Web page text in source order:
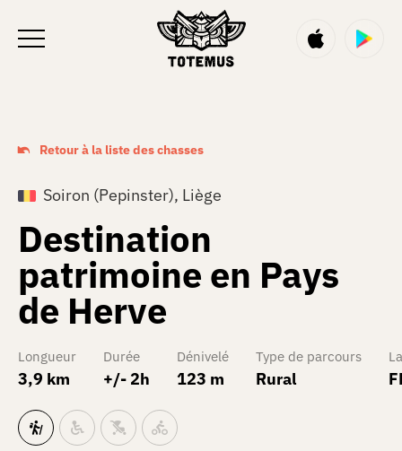
Retour à la liste des chasses
Soiron (Pepinster), Liège
Destination
patrimoine en Pays
de Herve
Longueur
3,9 km
Durée
+/- 2h
Dénivelé
123 m
Type de parcours
Rural